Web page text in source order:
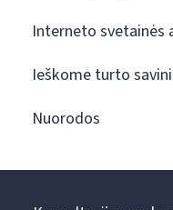
Interneto svetainės
Ieškome turto
Nuorodos